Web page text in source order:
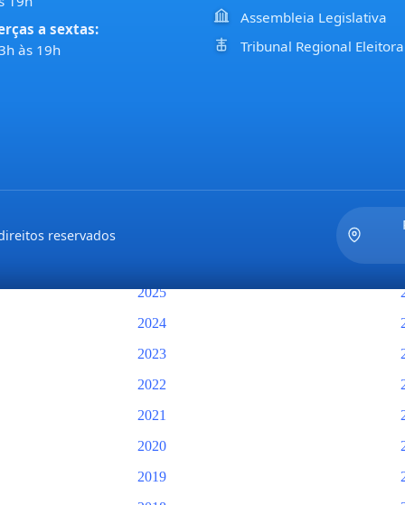
Comissões – 2025
2025
2024
2023
2022
2021
2020
2019
a sextas:
às 19h
Assembleia Legislativa
Tribunal Regional
reservados